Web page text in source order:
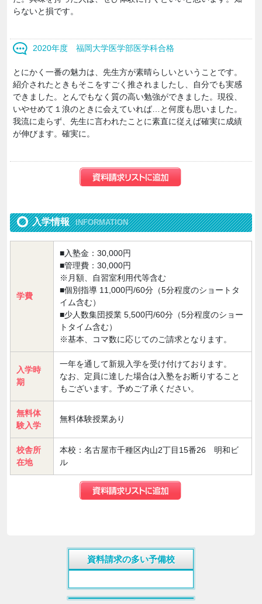
らないと損です。
2020年度 福岡大学医学部医学科合格
とにかく一番の魅力は、先生方が素晴らしいということです。
紹介されたときもそこをすごく推されましたし、自分でも実感
できました。とんでもなく質の高い勉強ができました。現役、
いやせめて１浪のときに会えていれば…と何度も思いました。
我流に走らず、先生に言われたことに素直に従えば確実に成績
が伸びます。確実に。
入学情報 INFORMATION
学費
■入塾金：30,000円
■管理費：30,000円
※月額、自習室利用代等含む
■個別指導 11,000円/60分（5分程度のショートタ
イム含む）
■少人数集団授業 5,500円/60分（5分程度のショー
トタイム含む）
※基本、コマ数に応じてのご請求となります。
入学時
期
一年を通して新規入学を受け付けております。
なお、定員に達した場合は入塾をお断りすること
もございます。予めご了承ください。
無料体
験入学
無料体験授業あり
校舎所
在地
本校：名古屋市千種区内山2丁目15番26 明和ビ
ル
資料請求の多い予備校